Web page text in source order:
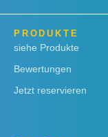
PRODUKTE
siehe Produkte
Bewertungen
Jetzt reservieren